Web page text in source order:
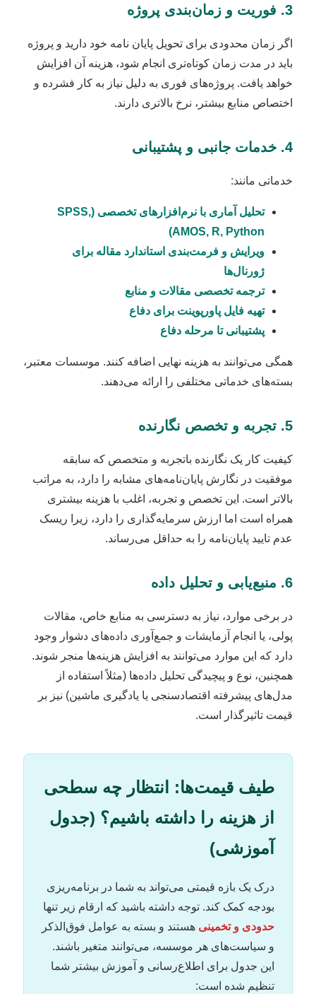
اگر زمان محدودی برای تحویل پایان نامه خود دارید و پروژه
باید در مدت زمان کوتاه‌تری انجام شود، هزینه آن افزایش
خواهد یافت. پروژه‌های فوری به دلیل نیاز به کار فشرده و
اختصاص منابع بیشتر، نرخ بالاتری دارند.
خدماتی مانند:
تحلیل آماری با نرم‌افزارهای تخصصی (SPSS,
AMOS, R, Python)
ویرایش و فرمت‌بندی استاندارد مقاله برای
ژورنال‌ها
ترجمه تخصصی مقالات و منابع
تهیه فایل پاورپوینت برای دفاع
پشتیبانی تا مرحله دفاع
همگی می‌توانند به هزینه نهایی اضافه کنند. موسسات معتبر،
بسته‌های خدماتی مختلفی را ارائه می‌دهند.
کیفیت کار یک نگارنده باتجربه و متخصص که سابقه
موفقیت در نگارش پایان‌نامه‌های مشابه را دارد، به مراتب
بالاتر است. این تخصص و تجربه، اغلب با هزینه بیشتری
همراه است اما ارزش سرمایه‌گذاری را دارد، زیرا ریسک
عدم تایید پایان‌نامه را به حداقل می‌رساند.
در برخی موارد، نیاز به دسترسی به منابع خاص، مقالات
پولی، یا انجام آزمایشات و جمع‌آوری داده‌های دشوار وجود
دارد که این موارد می‌توانند به افزایش هزینه‌ها منجر شوند.
همچنین، نوع و پیچیدگی تحلیل داده‌ها (مثلاً استفاده از
مدل‌های پیشرفته اقتصادسنجی یا یادگیری ماشین) نیز بر
قیمت تاثیرگذار است.
طیف قیمت‌ها: انتظار چه سطحی
از هزینه را داشته باشیم؟ (جدول
آموزشی)
درک یک بازه قیمتی می‌تواند به شما در برنامه‌ریزی
بودجه کمک کند. توجه داشته باشید که ارقام زیر تنها
حدودی و تخمینیهستند و بسته به عوامل فوق‌الذکر
و سیاست‌های هر موسسه، می‌توانند متغیر باشند.
این جدول برای اطلاع‌رسانی و آموزش بیشتر شما
تنظیم شده است: